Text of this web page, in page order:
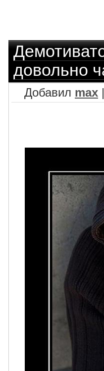
довольно
Добавил max